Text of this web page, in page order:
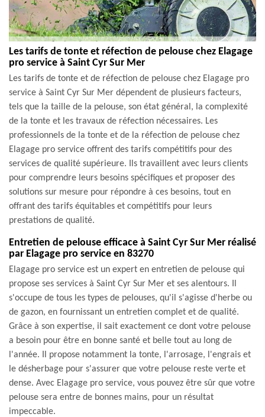
Les tarifs de tonte et réfection de pelouse chez Elagage
pro service à Saint Cyr Sur Mer
Les tarifs de tonte et de réfection de pelouse chez Elagage pro
service à Saint Cyr Sur Mer dépendent de plusieurs facteurs,
tels que la taille de la pelouse, son état général, la complexité
de la tonte et les travaux de réfection nécessaires. Les
professionnels de la tonte et de la réfection de pelouse chez
Elagage pro service offrent des tarifs compétitifs pour des
services de qualité supérieure. Ils travaillent avec leurs clients
pour comprendre leurs besoins spécifiques et proposer des
solutions sur mesure pour répondre à ces besoins, tout en
offrant des tarifs équitables et compétitifs pour leurs
prestations de qualité.
Entretien de pelouse efficace à Saint Cyr Sur Mer réalisé
par Elagage pro service en 83270
Elagage pro service est un expert en entretien de pelouse qui
propose ses services à Saint Cyr Sur Mer et ses alentours. Il
s'occupe de tous les types de pelouses, qu'il s'agisse d'herbe ou
de gazon, en fournissant un entretien complet et de qualité.
Grâce à son expertise, il sait exactement ce dont votre pelouse
a besoin pour être en bonne santé et belle tout au long de
l'année. Il propose notamment la tonte, l'arrosage, l'engrais et
le désherbage pour s'assurer que votre pelouse reste verte et
dense. Avec Elagage pro service, vous pouvez être sûr que votre
pelouse sera entre de bonnes mains, pour un résultat
impeccable.